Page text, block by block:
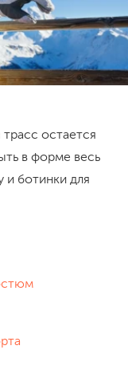
остается
в форме весь
и ботинки для